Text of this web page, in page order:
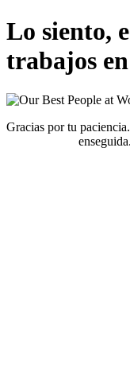
Lo siento,
trabajos
Gracias por tu